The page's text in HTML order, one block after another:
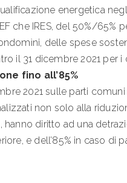
energetica
che IRES, del 50%/65%
delle spese
il 31 dicembre 2021 per i
fino all’85%
2021 sulle parti
non solo alla
diritto ad una
e dell’85% in caso di